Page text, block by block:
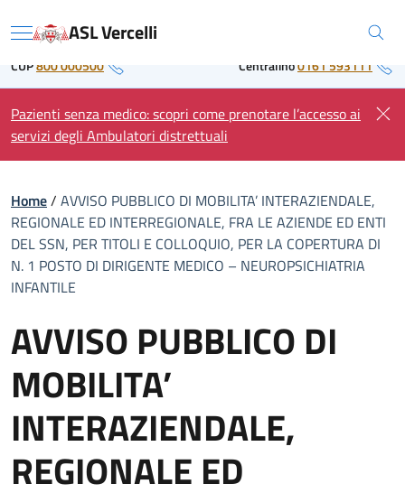
to Regione Piemonte
Menu ASL Vercelli
CUP800 000500 Centralino0161 593111
Pazienti senza medico: scopri come prenotare l’accesso ai
servizi degli Ambulatori distrettuali
Home/ AVVISO PUBBLICO DI MOBILITA’ INTERAZIENDALE,
REGIONALE ED INTERREGIONALE, FRA LE AZIENDE ED ENTI
DEL SSN, PER TITOLI E COLLOQUIO, PER LA COPERTURA DI
N. 1 POSTO DI DIRIGENTE MEDICO – NEUROPSICHIATRIA
INFANTILE
AVVISO PUBBLICO DI
MOBILITA’
INTERAZIENDALE,
REGIONALE ED